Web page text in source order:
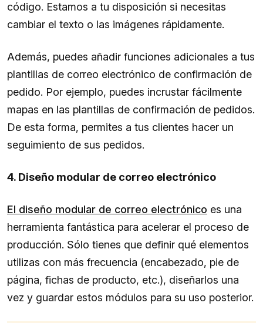
código. Estamos a tu disposición si necesitas
cambiar el texto o las imágenes rápidamente.
Además, puedes añadir funciones adicionales a tus
plantillas de correo electrónico de confirmación de
pedido. Por ejemplo, puedes incrustar fácilmente
mapas en las plantillas de confirmación de pedidos.
De esta forma, permites a tus clientes hacer un
seguimiento de sus pedidos.
4. Diseño modular de correo electrónico
El diseño modular de correo electrónico es una
herramienta fantástica para acelerar el proceso de
producción. Sólo tienes que definir qué elementos
utilizas con más frecuencia (encabezado, pie de
página, fichas de producto, etc.), diseñarlos una
vez y guardar estos módulos para su uso posterior.